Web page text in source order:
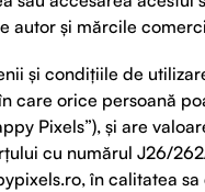
autor și mărcile
și condițiile de
care orice persoană
Pixels”), și are
cu numărul J26/
, în calitatea